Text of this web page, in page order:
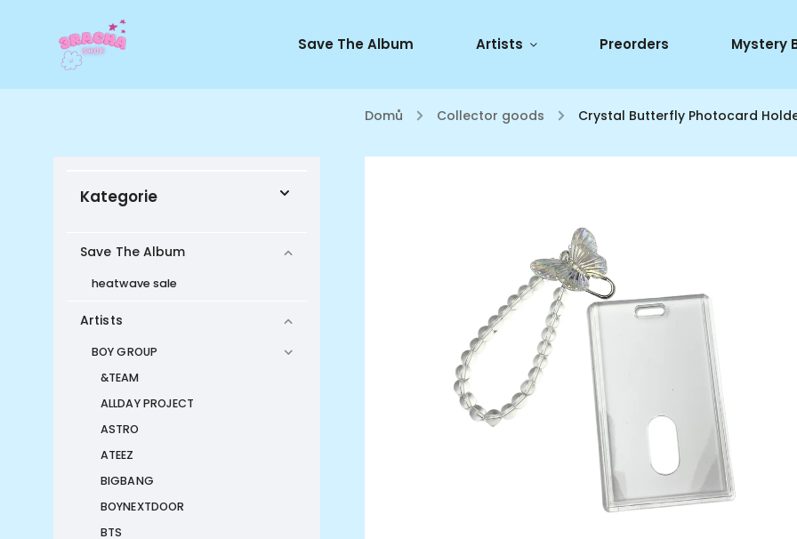
Save The Album Artists Preorders Mystery
Domů / Collector goods / Crystal Butterfly Photocard
Kategorie
Save The Album
heatwave sale
Artists
BOY GROUP
&TEAM
ALLDAY PROJECT
ASTRO
ATEEZ
BIGBANG
BOYNEXTDOOR
BTS